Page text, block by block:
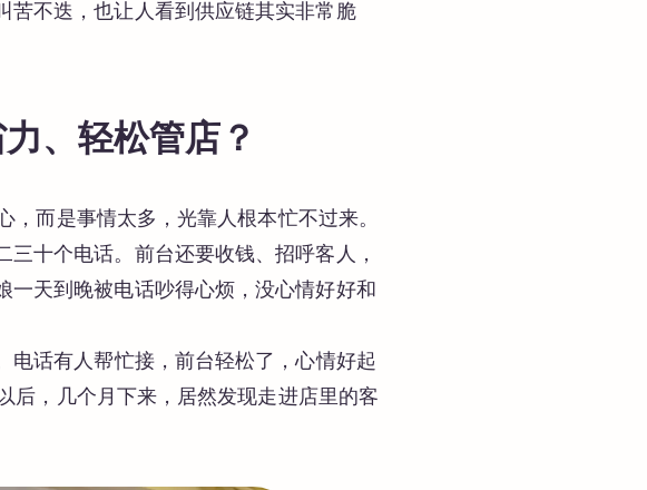
苦不迭，也让人看到供应链其实非常脆
、轻松管店？
而是事情太多，光靠人根本忙不过来。
十个电话。前台还要收钱、招呼客人，
天到晚被电话吵得心烦，没心情好好和
电话有人帮忙接，前台轻松了，心情好起
后，几个月下来，居然发现走进店里的客